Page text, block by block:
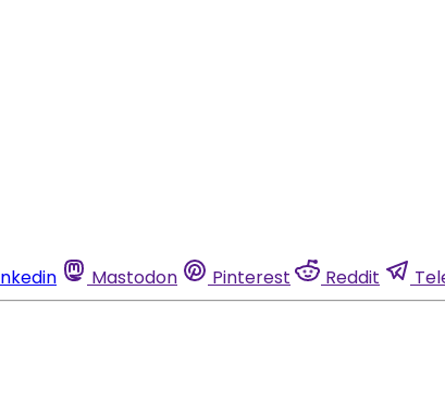
Mastodon Pinterest Reddit